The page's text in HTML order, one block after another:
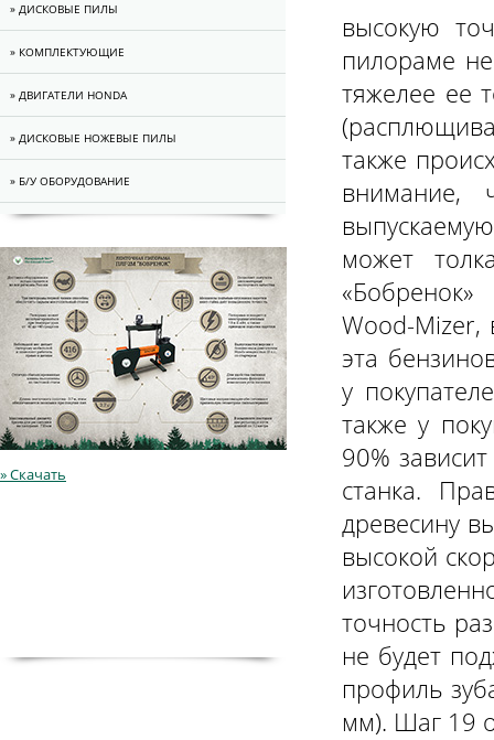
» ДИСКОВЫЕ ПИЛЫ
» КОМПЛЕКТУЮЩИЕ
» ДВИГАТЕЛИ HONDA
» ДИСКОВЫЕ НОЖЕВЫЕ ПИЛЫ
» Б/У ОБОРУДОВАНИЕ
» Скачать
высокую
пилораме
тяжелее ее
также
внимание,
может
Wood-
эта
у
также у
90%
станка.
древесину
высокой
точность
не будет
профиль
мм). Шаг 19